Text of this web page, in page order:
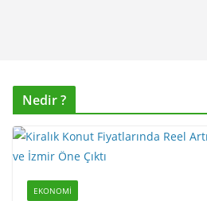
Nedir ?
EKONOMI